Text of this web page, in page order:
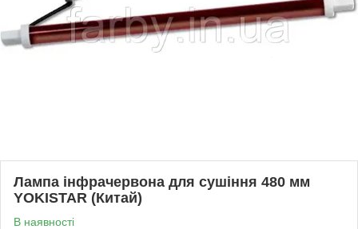
Лампа інфрачервона для сушіння 480 мм
YOKISTAR (Китай)
В наявності